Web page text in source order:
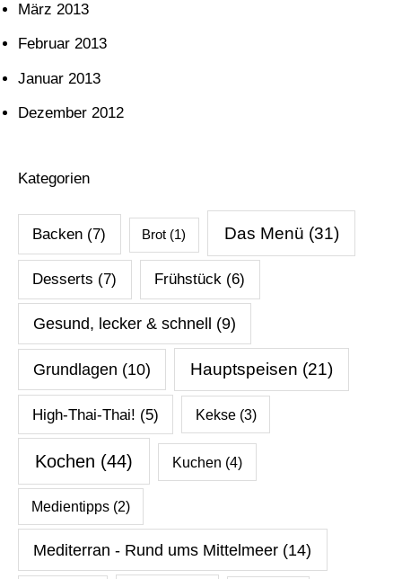
März 2013
Februar 2013
Januar 2013
Dezember 2012
Kategorien
Backen (7) Brot (1) Das Menü (31)
Desserts (7) Frühstück (6)
Gesund, lecker & schnell (9)
Grundlagen (10) Hauptspeisen (21)
High-Thai-Thai! (5) Kekse(3)
Kochen (44) Kuchen (4)
Medientipps (2)
Mediterran - Rund ums Mittelmeer (14)